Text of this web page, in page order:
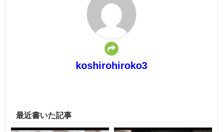
koshirohiroko3
最近書いた記事